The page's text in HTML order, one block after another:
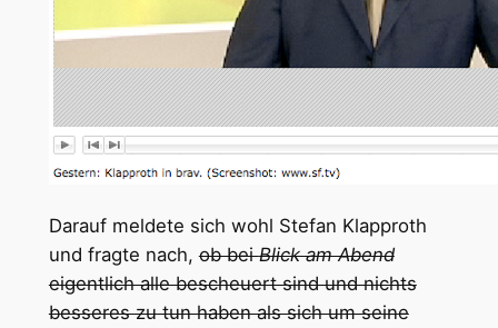
Darauf meldete sich wohl Stefan Klapproth
und fragte nach,ob beiBlick am Abend
eigentlich alle bescheuert sind und nichts
besseres zu tun haben als sich um seine